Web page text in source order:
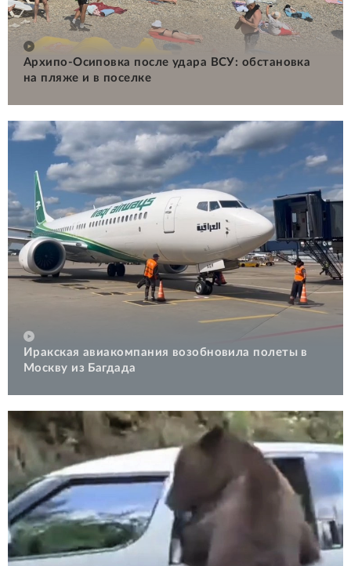
Архипо-Осиповка после удара ВСУ: обстановка
на пляже и в поселке
Иракская авиакомпания возобновила полеты в
Москву из Багдада